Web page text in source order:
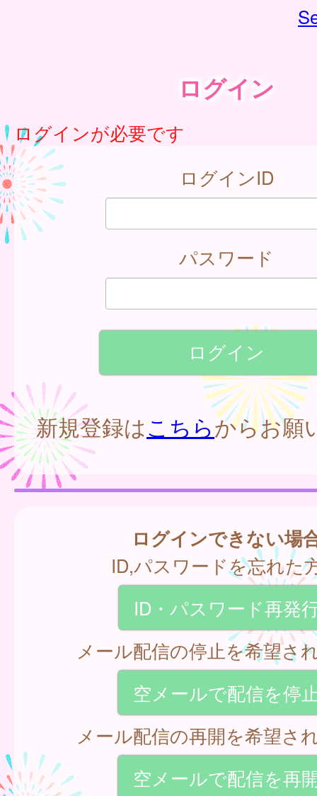
ログイン
ログインが必要です
ログインID
パスワード
新規登録はこちらからお願
ログインできない場
ID,パスワードを忘れた
ID・パスワード再発
メール配信の停止を希望さ
空メールで配信を停
メール配信の再開を希望さ
空メールで配信を再